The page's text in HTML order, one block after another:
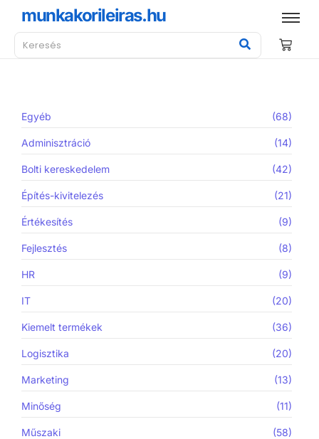
munkakorileiras.hu
Egyéb (68)
Adminisztráció (14)
Bolti kereskedelem (42)
Építés-kivitelezés (21)
Értékesítés (9)
Fejlesztés (8)
HR (9)
IT (20)
Kiemelt termékek (36)
Logisztika (20)
Marketing (13)
Minőség (11)
Műszaki (58)